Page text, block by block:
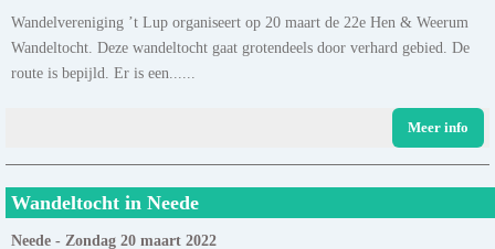
Wandelvereniging ’t Lup organiseert op 20 maart de 22e Hen & Weerum
Wandeltocht. Deze wandeltocht gaat grotendeels door verhard gebied. De
route is bepijld. Er is een......
Meer info
Wandeltocht in Neede
Neede - Zondag 20 maart 2022